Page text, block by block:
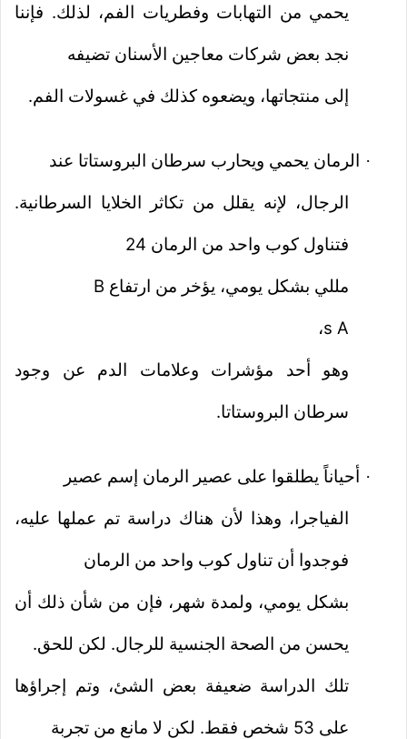
يحمي من التهابات وفطريات الفم، لذلك. فإننا
نجد بعض شركات معاجين الأسنان تضيفه
إلى منتجاتها، ويضعوه كذلك في غسولات الفم.
· الرمان يحمي ويحارب سرطان البروستاتا عند
الرجال، لإنه يقلل من تكاثر الخلايا السرطانية.
فتناول كوب واحد من الرمان 24
مللي بشكل يومي، يؤخر من ارتفاع B
s A،
وهو أحد مؤشرات وعلامات الدم عن وجود
سرطان البروستاتا.
· أحياناً يطلقوا على عصير الرمان إسم عصير
الفياجرا، وهذا لأن هناك دراسة تم عملها عليه،
فوجدوا أن تناول كوب واحد من الرمان
بشكل يومي، ولمدة شهر، فإن من شأن ذلك أن
يحسن من الصحة الجنسية للرجال. لكن للحق.
تلك الدراسة ضعيفة بعض الشئ، وتم إجراؤها
على 53 شخص فقط. لكن لا مانع من تجربة